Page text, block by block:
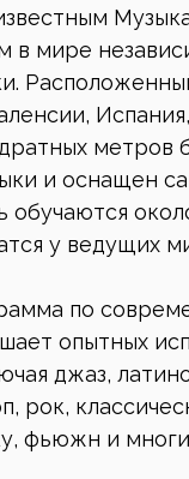
в мире
метров
и оснащен
обучаются
у ведущих
по
опытных
джаз,
рок,
фьюжн и